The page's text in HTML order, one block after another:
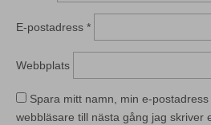
E-postadress *
Webbplats
Spara mitt namn, min e-
webbläsare till nästa gång jag skriver